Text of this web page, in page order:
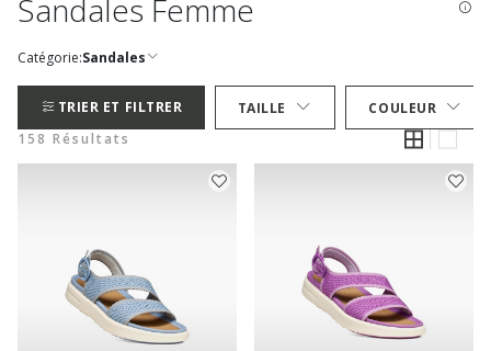
Sandales Femme
Catégorie:Sandales
TRIER ET FILTRER TAILLE
COULEUR
158 Résultats